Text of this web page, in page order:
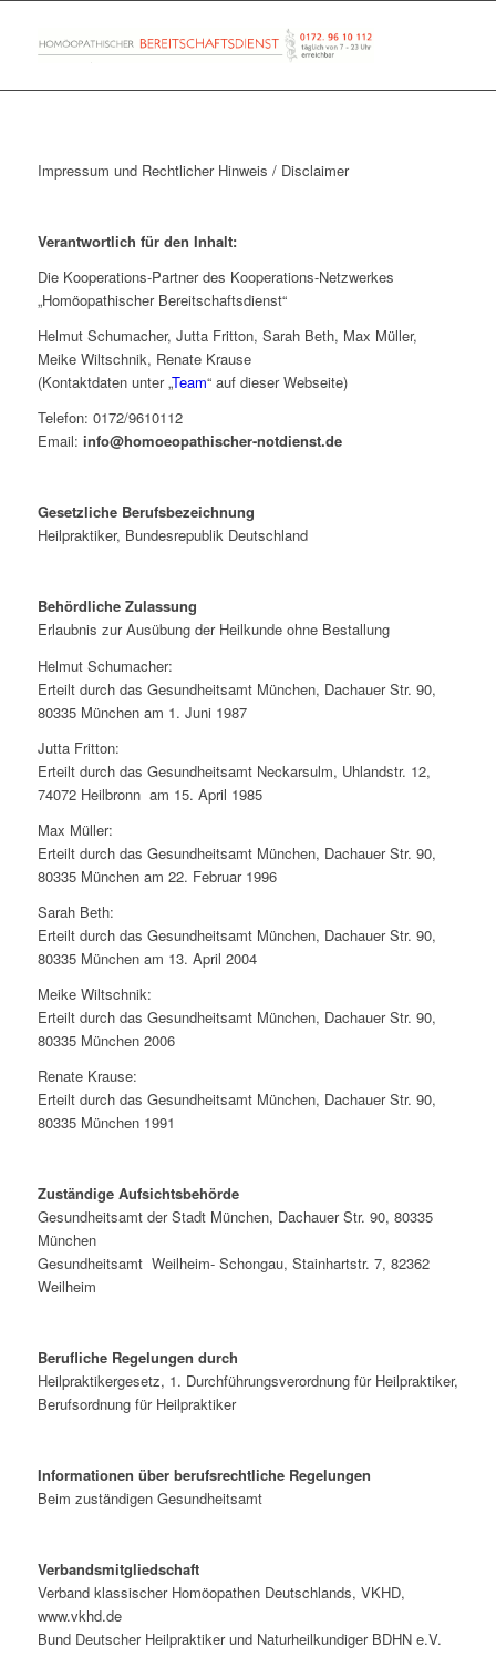
Impressum und Rechtlicher Hinweis / Disclaimer
Verantwortlich für den Inhalt:
Die Kooperations-Partner des Kooperations-Netzwerkes
„Homöopathischer Bereitschaftsdienst“
Helmut Schumacher, Jutta Fritton, Sarah Beth, Max Müller,
Meike Wiltschnik, Renate Krause
(Kontaktdaten unter „Team“ auf dieser Webseite)
Telefon: 0172/9610112
Email: info@homoeopathischer-notdienst.de
Gesetzliche Berufsbezeichnung
Heilpraktiker, Bundesrepublik Deutschland
Behördliche Zulassung
Erlaubnis zur Ausübung der Heilkunde ohne Bestallung
Helmut Schumacher:
Erteilt durch das Gesundheitsamt München, Dachauer Str. 90,
80335 München am 1. Juni 1987
Jutta Fritton:
Erteilt durch das Gesundheitsamt Neckarsulm, Uhlandstr. 12,
74072 Heilbronn am 15. April 1985
Max Müller:
Erteilt durch das Gesundheitsamt München, Dachauer Str. 90,
80335 München am 22. Februar 1996
Sarah Beth:
Erteilt durch das Gesundheitsamt München, Dachauer Str. 90,
80335 München am 13. April 2004
Meike Wiltschnik:
Erteilt durch das Gesundheitsamt München, Dachauer Str. 90,
80335 München 2006
Renate Krause:
Erteilt durch das Gesundheitsamt München, Dachauer Str. 90,
80335 München 1991
Zuständige Aufsichtsbehörde
Gesundheitsamt der Stadt München, Dachauer Str. 90, 80335
München
Gesundheitsamt Weilheim- Schongau, Stainhartstr. 7, 82362
Weilheim
Berufliche Regelungen durch
Heilpraktikergesetz, 1. Durchführungsverordnung für Heilpraktiker,
Berufsordnung für Heilpraktiker
Informationen über berufsrechtliche Regelungen
Beim zuständigen Gesundheitsamt
Verbandsmitgliedschaft
Verband klassischer Homöopathen Deutschlands, VKHD,
www.vkhd.de
Bund Deutscher Heilpraktiker und Naturheilkundiger BDHN e.V.